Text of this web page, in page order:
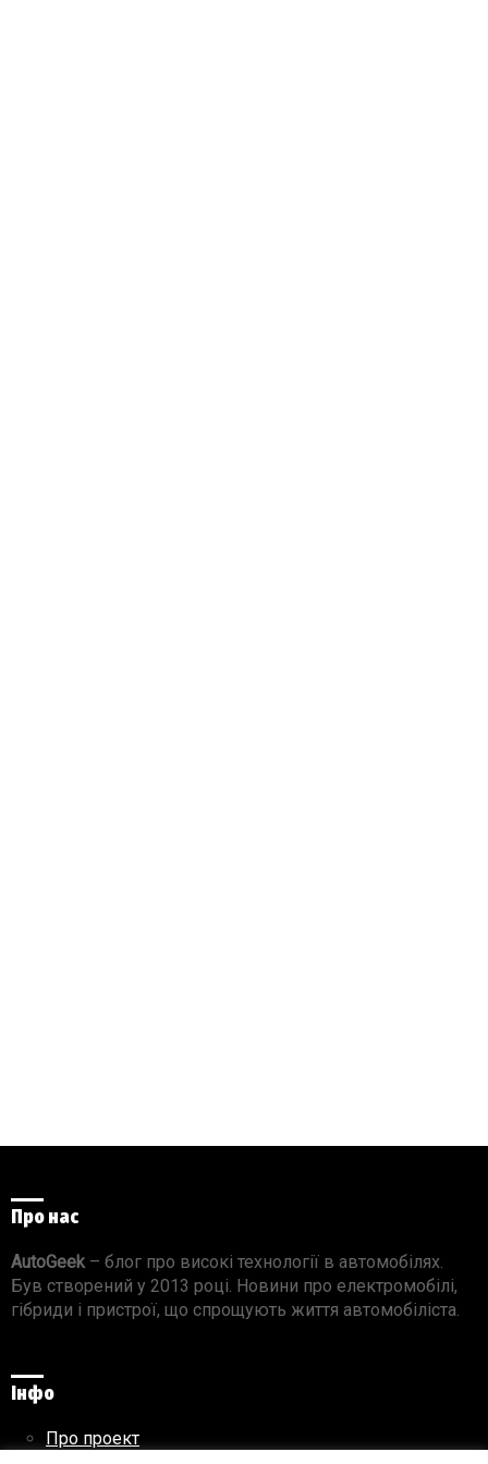
Про нас
AutoGeek– блог про високі технології в автомобілях.
Був створений у 2013 році. Новини про електромобілі,
гібриди і пристрої, що спрощують життя автомобіліста.
Інфо
Про проект